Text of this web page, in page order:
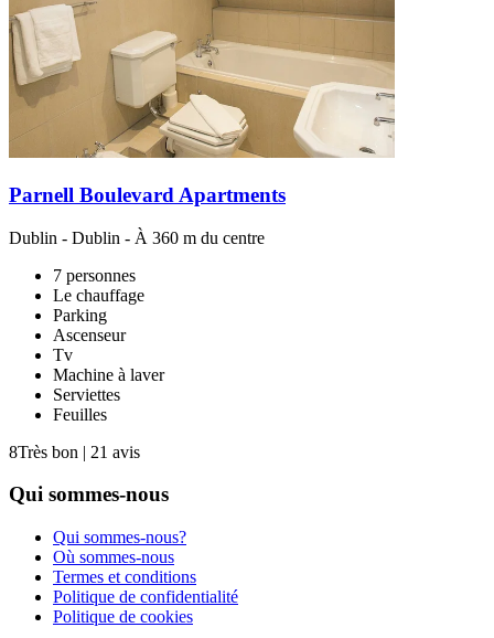
Parnell Boulevard Apartments
Dublin - Dublin - À 360 m du centre
7 personnes
Le chauffage
Parking
Ascenseur
Tv
Machine à laver
Serviettes
Feuilles
8Très bon | 21 avis
Qui sommes-nous
Qui sommes-nous?
Où sommes-nous
Termes et conditions
Politique de confidentialité
Politique de cookies